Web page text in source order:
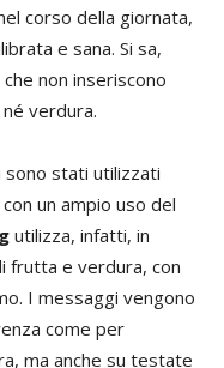
corso della giornata,
e sana. Si sa,
non inseriscono
verdura.
sono stati utilizzati
un ampio uso del
utilizza, infatti, in
frutta e verdura, con
I messaggi vengono
come per
ma anche su testate